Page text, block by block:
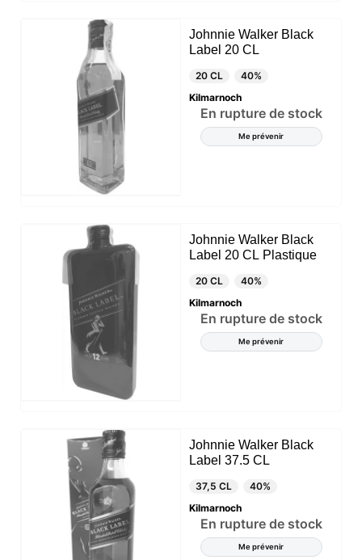
Johnnie Walker Black
Label 20 CL
20 CL
40%
Kilmarnoch
En rupture de stock
Me prévenir
Johnnie Walker Black
Label 20 CL Plastique
20 CL
40%
Kilmarnoch
En rupture de stock
Me prévenir
Johnnie Walker Black
Label 37.5 CL
37,5 CL
40%
Kilmarnoch
En rupture de stock
Me prévenir